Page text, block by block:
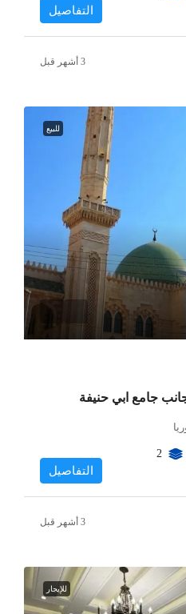
التفاصيل
للبيع
جامع ابي حنيفة
2
التفاصيل
للإيجار